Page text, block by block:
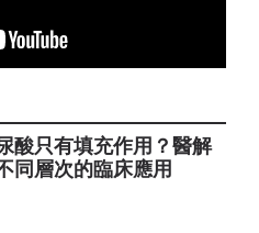
酸只有填充作用？醫解
同層次的臨床應用